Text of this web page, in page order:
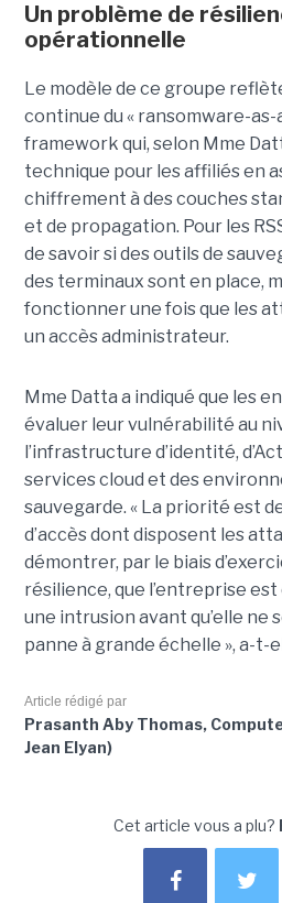
Un problème de
opérationnelle
Le modèle de ce groupe
continue du « ransomware-as-
framework qui, selon Mme
technique pour les affiliés en
chiffrement à des couches
et de propagation. Pour les
de savoir si des outils de
des terminaux sont en place,
fonctionner une fois que les
un accès administrateur.
Mme Datta a indiqué que les
évaluer leur vulnérabilité au
l’infrastructure d’identité,
services cloud et des
sauvegarde. « La priorité est
d’accès dont disposent les
démontrer, par le biais
résilience, que l’entreprise
une intrusion avant qu’elle ne
panne à grande échelle », a-t-
Article rédigé par
Prasanth Aby Thomas,
Jean Elyan)
Cet article vous a plu?